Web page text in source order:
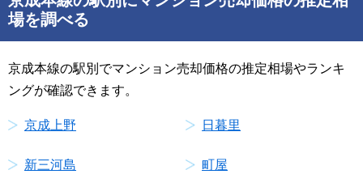
場を調べる
京成本線の駅別でマンション売却価格の推定相場やランキ
ングが確認できます。
京成上野 日暮里
新三河島 町屋